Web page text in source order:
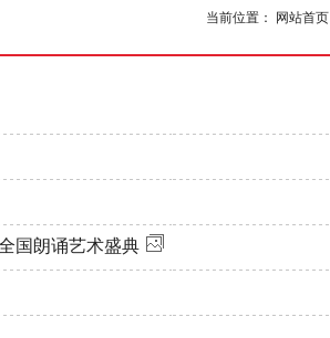
当前位置： 网站首页
国朗诵艺术盛典